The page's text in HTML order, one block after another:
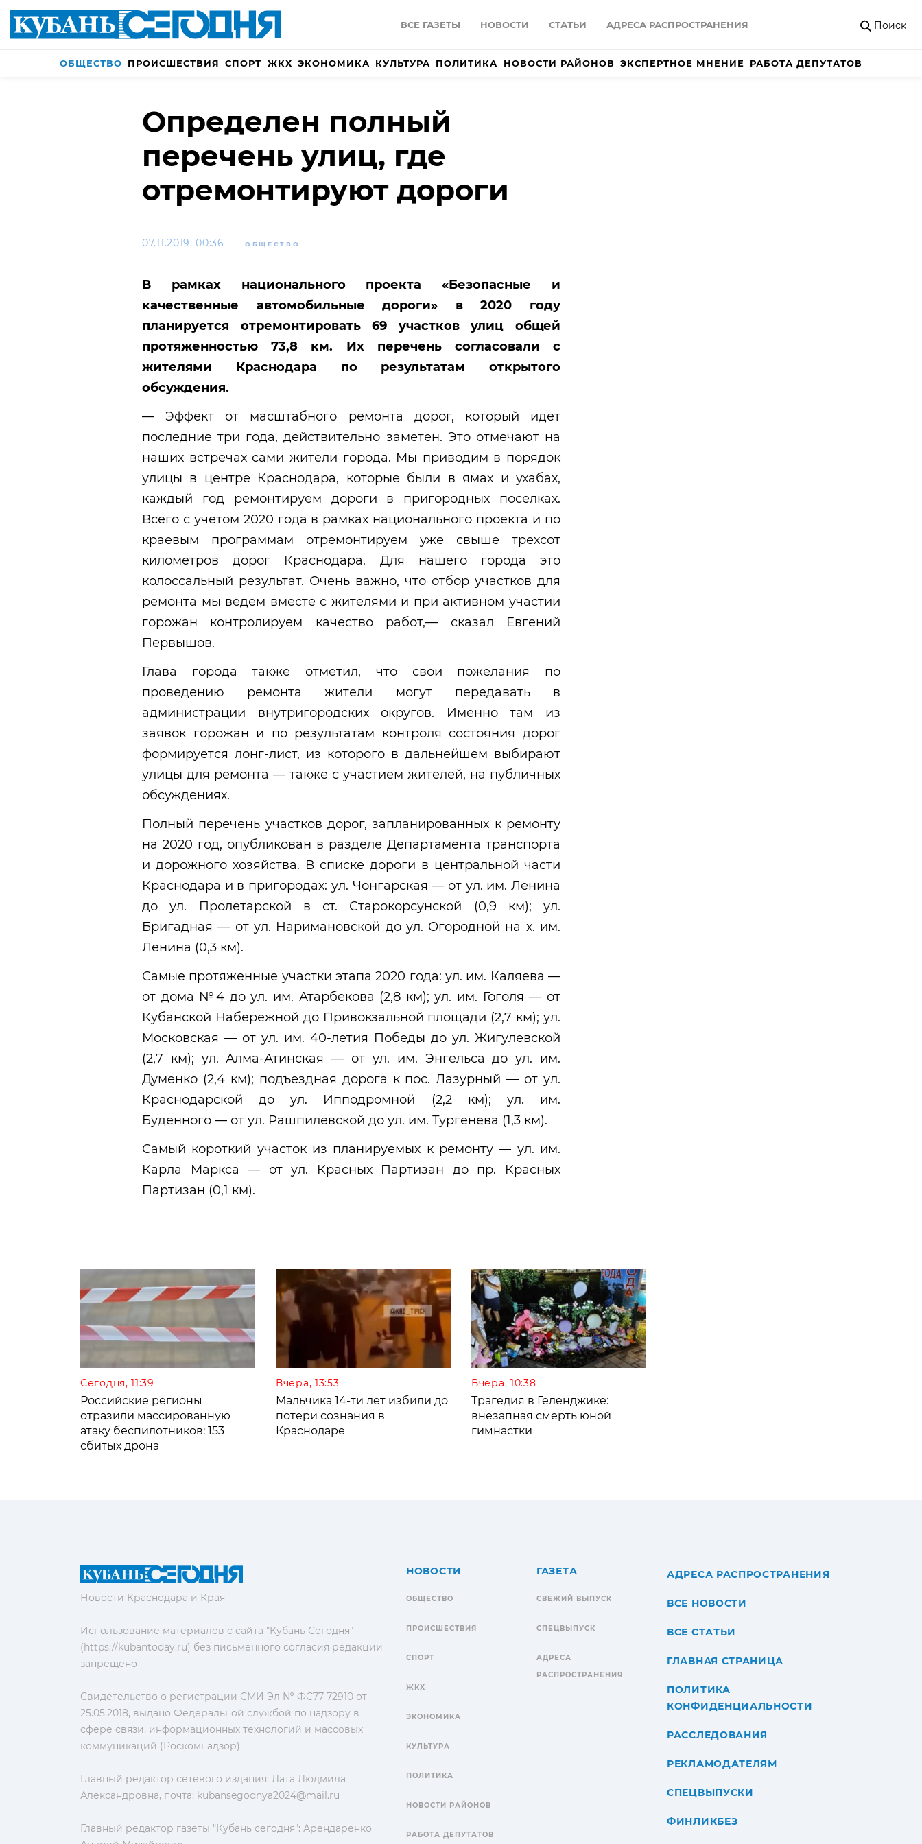
ВСЕ ГАЗЕТЫ НОВОСТИ СТАТЬИ АДРЕСА РАСПРОСТРАНЕНИЯ Поиск
ОБЩЕСТВО ПРОИСШЕСТВИЯ СПОРТ ЖКХ ЭКОНОМИКА КУЛЬТУРА ПОЛИТИКА НОВОСТИ РАЙОНОВ ЭКСПЕРТНОЕ МНЕНИЕ РАБОТА ДЕПУТАТОВ
Определен полный
перечень улиц, где
отремонтируют дороги
07.11.2019, 00:36 ОБЩЕСТВО
В рамках национального проекта «Безопасные и
качественные автомобильные дороги» в 2020 году
планируется отремонтировать 69 участков улиц общей
протяженностью 73,8 км. Их перечень согласовали с
жителями Краснодара по результатам открытого
обсуждения.
— Эффект от масштабного ремонта дорог, который идет
последние три года, действительно заметен. Это отмечают на
наших встречах сами жители города. Мы приводим в порядок
улицы в центре Краснодара, которые были в ямах и ухабах,
каждый год ремонтируем дороги в пригородных поселках.
Всего с учетом 2020 года в рамках национального проекта и по
краевым программам отремонтируем уже свыше трехсот
километров дорог Краснодара. Для нашего города это
колоссальный результат. Очень важно, что отбор участков для
ремонта мы ведем вместе с жителями и при активном участии
горожан контролируем качество работ,— сказал Евгений
Первышов.
Глава города также отметил, что свои пожелания по
проведению ремонта жители могут передавать в
администрации внутригородских округов. Именно там из
заявок горожан и по результатам контроля состояния дорог
формируется лонг-лист, из которого в дальнейшем выбирают
улицы для ремонта — также с участием жителей, на публичных
обсуждениях.
Полный перечень участков дорог, запланированных к ремонту
на 2020 год, опубликован в разделе Департамента транспорта
и дорожного хозяйства. В списке дороги в центральной части
Краснодара и в пригородах: ул. Чонгарская — от ул. им. Ленина
до ул. Пролетарской в ст. Старокорсунской (0,9 км); ул.
Бригадная — от ул. Наримановской до ул. Огородной на х. им.
Ленина (0,3 км).
Самые протяженные участки этапа 2020 года: ул. им. Каляева —
от дома №4 до ул. им. Атарбекова (2,8 км); ул. им. Гоголя — от
Кубанской Набережной до Привокзальной площади (2,7 км); ул.
Московская — от ул. им. 40-летия Победы до ул. Жигулевской
(2,7 км); ул. Алма-Атинская — от ул. им. Энгельса до ул. им.
Думенко (2,4 км); подъездная дорога к пос. Лазурный — от ул.
Краснодарской до ул. Ипподромной (2,2 км); ул. им.
Буденного — от ул. Рашпилевской до ул. им. Тургенева (1,3 км).
Самый короткий участок из планируемых к ремонту — ул. им.
Карла Маркса — от ул. Красных Партизан до пр. Красных
Партизан (0,1 км).
Сегодня, 11:39
Российские регионы
отразили массированную
атаку беспилотников: 153
сбитых дрона
Вчера, 13:53
Мальчика 14-ти лет избили до
потери сознания в
Краснодаре
Вчера, 10:38
Трагедия в Геленджике:
внезапная смерть юной
гимнастки
Новости Краснодара и Края
Использование материалов с сайта "Кубань Сегодня"
(https://kubantoday.ru) без письменного согласия редакции
запрещено
Свидетельство о регистрации СМИ Эл № ФС77-72910 от
25.05.2018, выдано Федеральной службой по надзору в
сфере связи, информационных технологий и массовых
коммуникаций (Роскомнадзор)
Главный редактор сетевого издания: Лата Людмила
Александровна, почта: kubansegodnya2024@mail.ru
Главный редактор газеты "Кубань сегодня": Арендаренко
НОВОСТИ
ОБЩЕСТВО
ПРОИСШЕСТВИЯ
СПОРТ
ЖКХ
ЭКОНОМИКА
КУЛЬТУРА
ПОЛИТИКА
НОВОСТИ РАЙОНОВ
РАБОТА ДЕПУТАТОВ
ГАЗЕТА
СВЕЖИЙ ВЫПУСК
СПЕЦВЫПУСК
АДРЕСА
РАСПРОСТРАНЕНИЯ
АДРЕСА РАСПРОСТРАНЕНИЯ
ВСЕ НОВОСТИ
ВСЕ СТАТЬИ
ГЛАВНАЯ СТРАНИЦА
ПОЛИТИКА
КОНФИДЕНЦИАЛЬНОСТИ
РАССЛЕДОВАНИЯ
РЕКЛАМОДАТЕЛЯМ
СПЕЦВЫПУСКИ
ФИНЛИКБЕЗ